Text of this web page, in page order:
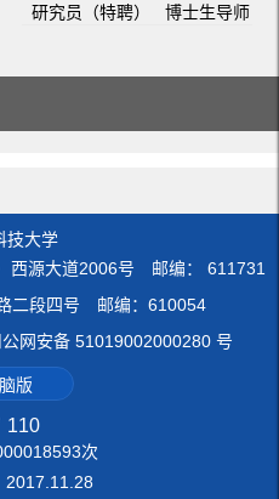
研究员（特聘） 博士生导师
技大学
西源大道2006号 邮编： 611731
二段四号 邮编：610054
网安备 51019002000280 号
版
110
次
2017 11 28